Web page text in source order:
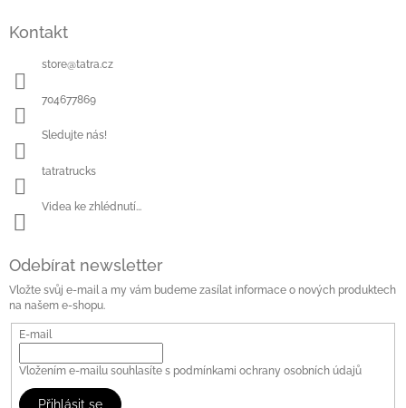
Kontakt
store@tatra.cz
704677869
Sledujte nás!
tatratrucks
Videa ke zhlédnutí...
Odebírat newsletter
Vložte svůj e-mail a my vám budeme zasílat informace o nových produktech
na našem e-shopu.
E-mail
Vložením e-mailu souhlasíte s podmínkami ochrany osobních údajů
Přihlásit se